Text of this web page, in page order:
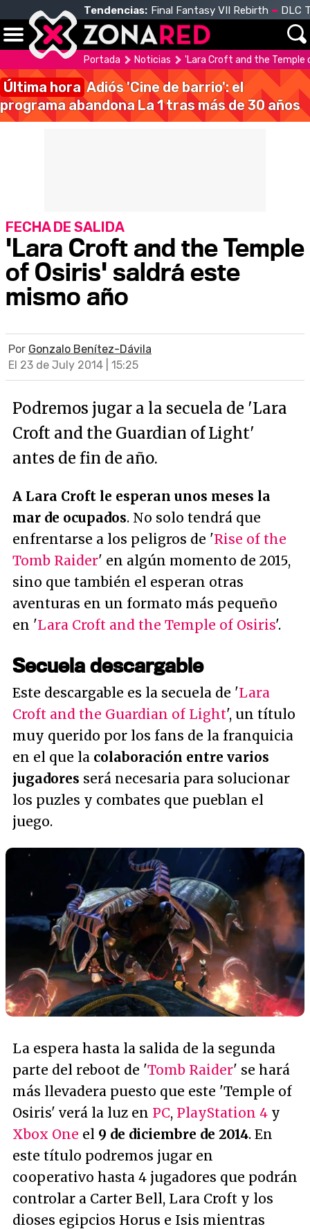
Tendencias: Final Fantasy VII Rebirth DLC
Portada Noticias 'Lara Croft and the Temple
Última hora Adiós 'Cine de barrio': el
programa abandona La 1 tras más de 30 años
'Lara Croft and the Temple
of Osiris' saldrá este
mismo año
FECHA DE SALIDA
Por Gonzalo Benítez-Dávila
El 23 de July 2014 | 15:25
Podremos jugar a la secuela de 'Lara
Croft and the Guardian of Light'
antes de fin de año.
A Lara Croft le esperan unos meses la
mar de ocupados. No solo tendrá que
enfrentarse a los peligros de 'Rise of the
Tomb Raider' en algún momento de 2015,
sino que también el esperan otras
aventuras en un formato más pequeño
en 'Lara Croft and the Temple of Osiris'.
Secuela descargable
Este descargable es la secuela de 'Lara
Croft and the Guardian of Light', un título
muy querido por los fans de la franquicia
en el que la colaboración entre varios
jugadores será necesaria para solucionar
los puzles y combates que pueblan el
juego.
La espera hasta la salida de la segunda
parte del reboot de 'Tomb Raider' se hará
más llevadera puesto que este 'Temple of
Osiris' verá la luz en PC, PlayStation 4 y
Xbox One el 9 de diciembre de 2014. En
este título podremos jugar en
cooperativo hasta 4 jugadores que podrán
controlar a Carter Bell, Lara Croft y los
dioses egipcios Horus e Isis mientras